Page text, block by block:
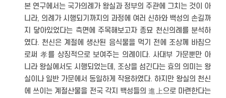
본 연구에서는 국가의례가 왕실과 정부의 주관에 그치는 것이 아
니라, 의례가 시행되기까지의 과정에 여러 신하와 백성의 손길까
지 닿아있었다는 측면에 주목해보고자 종묘 천신의례를 분석하
였다. 천신은 계절에 생산된 음식물을 먹기 전에 조상께 바침으
로써 孝를 상징적으로 보여주는 의례이다. 사대부 가문뿐만 아
니라 왕실에서도 시행되었는데, 조상을 섬긴다는 효의 의미는 왕
실이나 일반 가문에서 동일하게 작용하였다. 하지만 왕실의 천신
에 쓰이는 계절산물을 전국 각지 백성들의 進上으로 마련한다는